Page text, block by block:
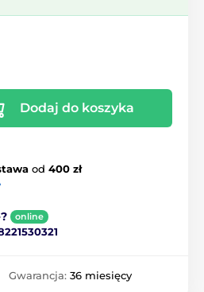
Dodaj do koszyka
od 400 zł
online
Gwarancja: 36 miesięcy